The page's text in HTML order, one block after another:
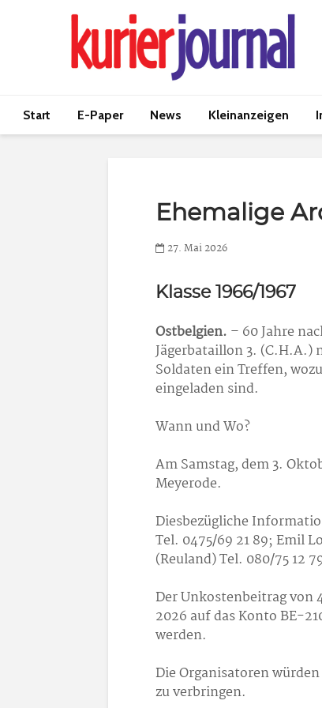
Start E-Paper News Kleinanzeigen
Ehemalige
27. Mai 2026
Klasse 1966/1967
Ostbelgien. – 60 Jahre
Jägerbataillon 3. (C.H.A.)
Soldaten ein Treffen,
eingeladen sind.
Wann und Wo?
Am Samstag, dem 3.
Meyerode.
Diesbezügliche
Tel. 0475/69 21 89; Emil
(Reuland) Tel. 080/75 12
Der Unkostenbeitrag von
2026 auf das Konto BE-
werden.
Die Organisatoren
zu verbringen.